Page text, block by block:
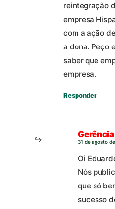
reintegração
empresa
com a ação
a dona. Peço
saber que
empresa.
Responder
31 de agosto
Oi
Nós
que só
sucesso